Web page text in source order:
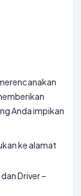
Anda impikan
ke alamat
Driver –